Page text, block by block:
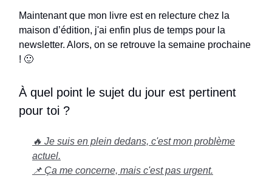
Maintenant que mon livre est en relecture chez la
maison d’édition, j'ai enfin plus de temps pour la
newsletter. Alors, on se retrouve la semaine prochaine
! 🙂
À quel point le sujet du jour est pertinent
pour toi ?
🔥 Je suis en plein dedans, c'est mon problème
actuel.
📌 Ça me concerne, mais c'est pas urgent.